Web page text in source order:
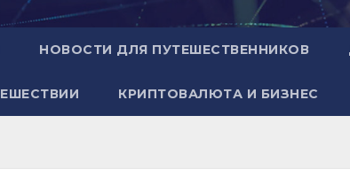
НОВОСТИ ДЛЯ ПУТЕШЕСТВЕННИКОВ
КРИПТОВАЛЮТА И БИЗНЕС